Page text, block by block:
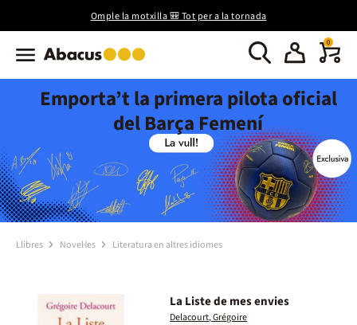
Omple la motxilla 🎒 Tot per a la tornada
0
Emporta’t la primera pilota oficial
del Barça Femení
Llibres Novel·les Literatura en altres idiomes
La Liste de mes envies
Delacourt, Grégoire